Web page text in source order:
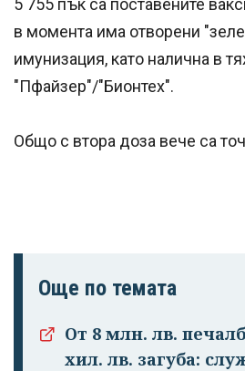
5 755 пък са поставените
в момента има отворени
имунизация, като налична в
"Пфайзер"/"Бионтех".
Общо с втора доза вече са
Още по темата
От 8 млн. лв.
хил. лв. загуба: